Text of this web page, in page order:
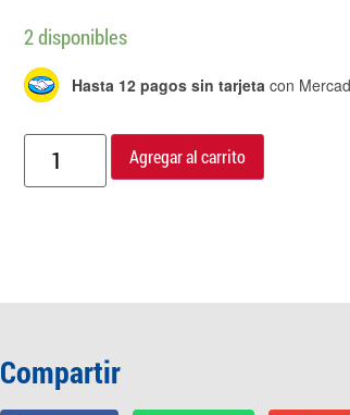
2 disponibles
Hasta 12 pagos sin tarjeta con
Agregar al carrito
Compartir